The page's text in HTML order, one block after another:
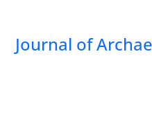
Journal of